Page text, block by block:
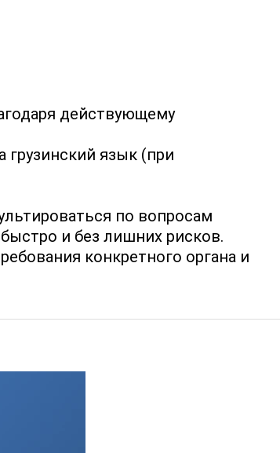
действующему
язык (при
по вопросам
и без лишних рисков.
конкретного органа и